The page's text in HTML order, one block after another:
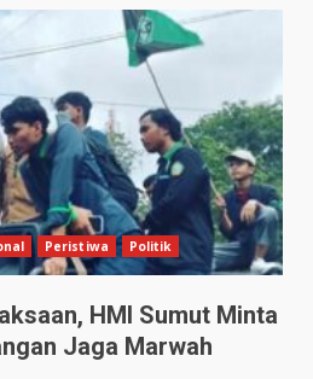
Peristiwa Politik
HMI Sumut Minta
Jaga Marwah